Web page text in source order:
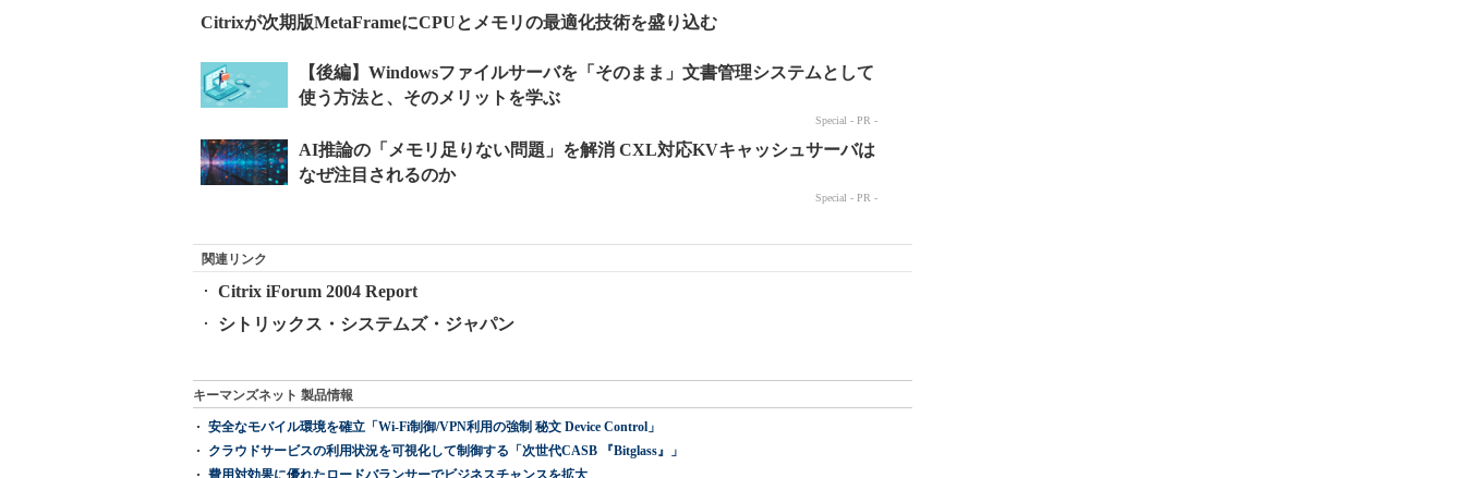
Citrixが次期版MetaFrameにCPUとメモリの最適化技術を盛り込む
関連リンク
Citrix iForum 2004 Report
シトリックス・システムズ・ジャパン
キーマンズネット 製品情報
安全なモバイル環境を確立「Wi-Fi制御/VPN利用の強制 秘文 Device Control」
クラウドサービスの利用状況を可視化して制御する「次世代CASB 『Bitglass』」
費用対効果に優れたロードバランサーでビジネスチャンスを拡大